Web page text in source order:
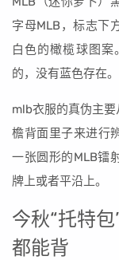
字母MLB，标志下
白色的橄榄球图
的，没有蓝色存在。
mlb衣服的真伪主
檐背面里子来进行
一张圆形的MLB镭
牌上或者平沿上。
今秋“托特
都能背